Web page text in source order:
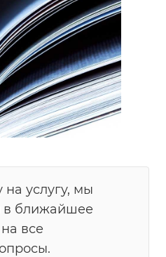
услугу, мы
в ближайшее
все